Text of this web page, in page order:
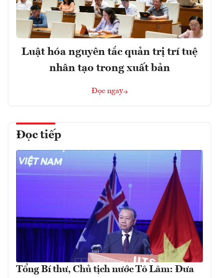
Luật hóa nguyên tắc quản trị trí tuệ
nhân tạo trong xuất bản
Đọc ngay
Đọc tiếp
Tổng Bí thư, Chủ tịch nước Tô Lâm: Đưa